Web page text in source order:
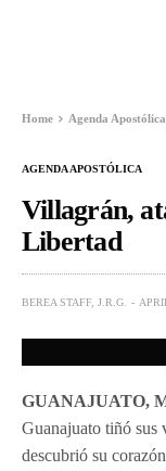
Home Agenda Apostólica
AGENDA APOSTÓLICA
Villagrán,
Libertad
BEREA STAFF, J.R.G.
GUANAJUATO,
Guanajuato tiñó sus
descubrió su